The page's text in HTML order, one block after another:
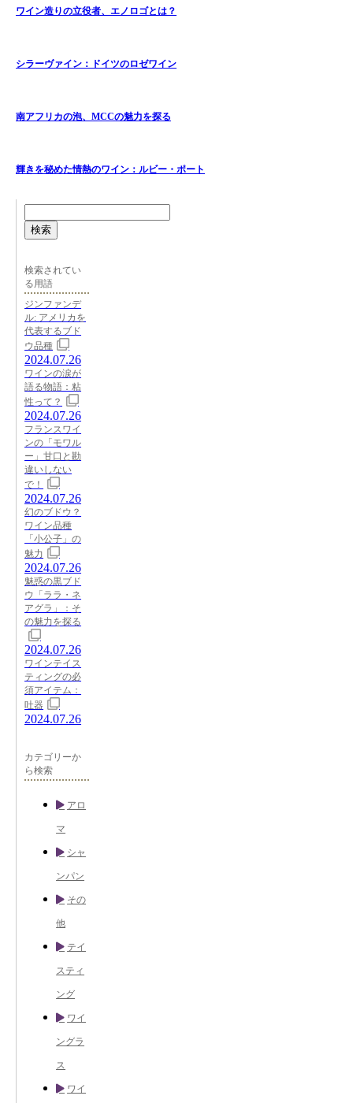
ワイン造りの立役者、エノロゴとは？
シラーヴァイン：ドイツのロゼワイン
南アフリカの泡、MCCの魅力を探る
輝きを秘めた情熱のワイン：ルビー・ポート
検索
検索されてい
る用語
ジンファンデ
ル: アメリカを
代表するブド
ウ品種
2024.07.26
ワインの涙が
語る物語：粘
性って？
2024.07.26
フランスワイ
ンの「モワル
ー」甘口と勘
違いしない
で！
2024.07.26
幻のブドウ？
ワイン品種
「小公子」の
魅力
2024.07.26
魅惑の黒ブド
ウ「ララ・ネ
アグラ」：そ
の魅力を探る
2024.07.26
ワインテイス
ティングの必
須アイテム：
吐器
2024.07.26
カテゴリーか
ら検索
アロ
マ
シャ
ンパン
その
他
テイ
スティ
ング
ワイ
ングラ
ス
ワイ